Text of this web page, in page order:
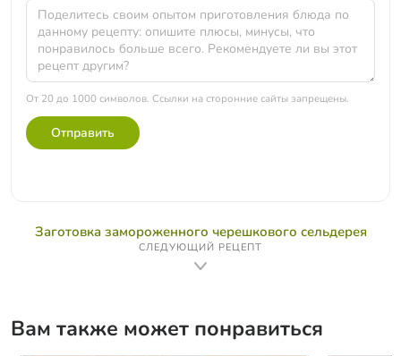
От 20 до 1000 символов. Ссылки на сторонние сайты запрещены.
Отправить
Заготовка замороженного черешкового сельдерея
СЛЕДУЮЩИЙ РЕЦЕПТ
Вам также может понравиться